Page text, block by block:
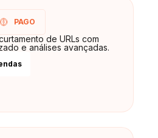
PAGO
de URLs com
e análises avançadas.